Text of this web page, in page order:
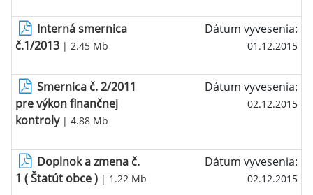
Interná smernica
č.1/2013 | 2.45 Mb
Dátum vyvesenia:
01.12.2015
Smernica č. 2/2011
pre výkon finančnej
kontroly| 4.88 Mb
Dátum vyvesenia:
02.12.2015
Doplnok a zmena č.
1 ( Štatút obce ) | 1.22 Mb
Dátum vyvesenia:
02.12.2015